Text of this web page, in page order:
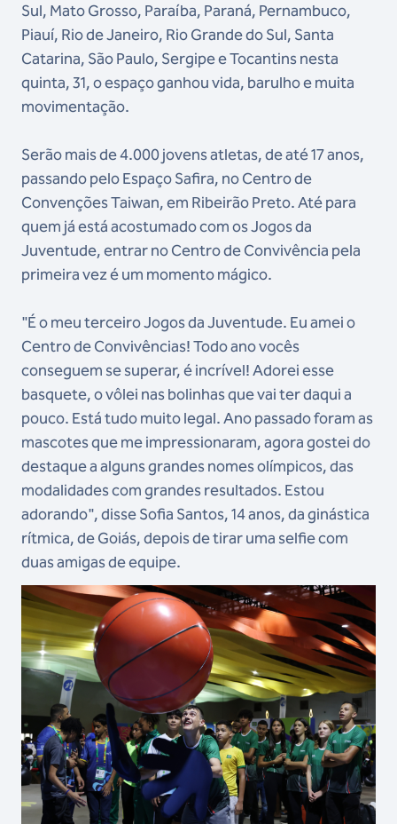
Sul, Mato Grosso, Paraíba, Paraná, Pernambuco,
Piauí, Rio de Janeiro, Rio Grande do Sul, Santa
Catarina, São Paulo, Sergipe e Tocantins nesta
quinta, 31, o espaço ganhou vida, barulho e muita
movimentação.
Serão mais de 4.000 jovens atletas, de até 17 anos,
passando pelo Espaço Safira, no Centro de
Convenções Taiwan, em Ribeirão Preto. Até para
quem já está acostumado com os Jogos da
Juventude, entrar no Centro de Convivência pela
primeira vez é um momento mágico.
"É o meu terceiro Jogos da Juventude. Eu amei o
Centro de Convivências! Todo ano vocês
conseguem se superar, é incrível! Adorei esse
basquete, o vôlei nas bolinhas que vai ter daqui a
pouco. Está tudo muito legal. Ano passado foram as
mascotes que me impressionaram, agora gostei do
destaque a alguns grandes nomes olímpicos, das
modalidades com grandes resultados. Estou
adorando", disse Sofia Santos, 14 anos, da ginástica
rítmica, de Goiás, depois de tirar uma selfie com
duas amigas de equipe.